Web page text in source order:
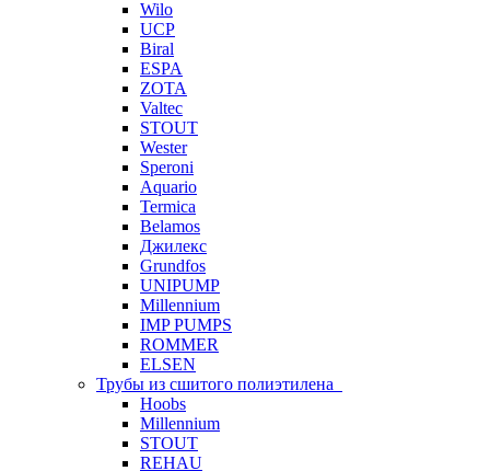
Wilo
UCP
Biral
ESPA
ZOTA
Valtec
STOUT
Wester
Speroni
Aquario
Termica
Belamos
Джилекс
Grundfos
UNIPUMP
Millennium
IMP PUMPS
ROMMER
ELSEN
Трубы из сшитого полиэтилена
Hoobs
Millennium
STOUT
REHAU